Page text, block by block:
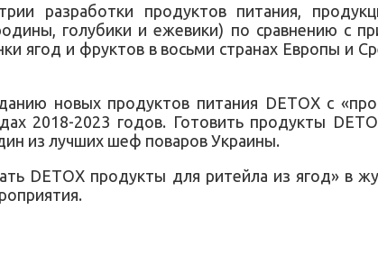
разработки продуктов питания,
голубики и ежевики) по сравнению с
ягод и фруктов в восьми странах Европы и
новых продуктов питания DETOX с
2018-2023 годов. Готовить продукты
из лучших шеф поваров Украины.
DETOX продукты для ритейла из ягод» в